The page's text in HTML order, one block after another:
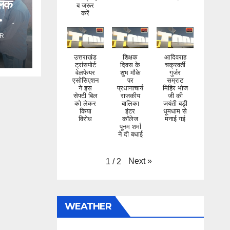
ने
करें
उत्तराखंड
ट्रांसपोर्ट
वेलफेयर
एसोसिएशन
ने इस
सेफ्टी बिल
को लेकर
किया
विरोध
शिक्षक
दिवस के
शुभ मौके
पर
प्रधानाचार्य
राजकीय
बालिका
इंटर
कॉलेज
पूनम शर्मा
ने दी बधाई
आदिवराह
चक्रवर्ती
गुर्जर
सम्राट
मिहिर भोज
जी की
जयंती बड़ी
धूमधाम से
मनाई गई
WEATHER